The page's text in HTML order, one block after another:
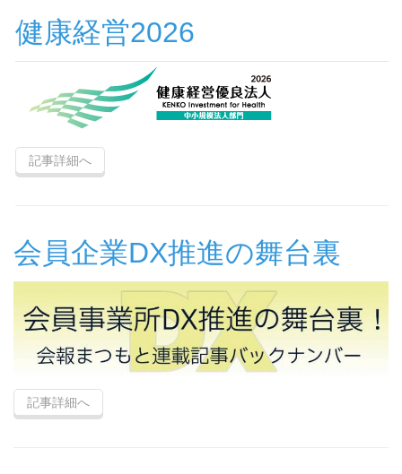
健康経営2026
記事詳細へ
会員企業DX推進の舞台裏
記事詳細へ